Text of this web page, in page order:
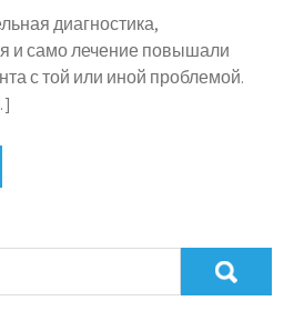
диагностика,
и само лечение повышали
с той или иной проблемой.